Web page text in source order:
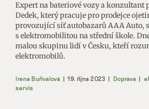
Expert na bateriové vozy a konzultant
Dedek, který pracuje pro prodejce
provozující síť autobazarů AAA Auto,
s elektromobilitou na střední škole.
malou skupinu lidí v Česku, kteří
elektromobilů.
Irena Buřívalová | 19. října 2023 | Doprava |
servis